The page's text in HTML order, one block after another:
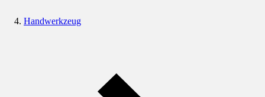
Handwerkzeug